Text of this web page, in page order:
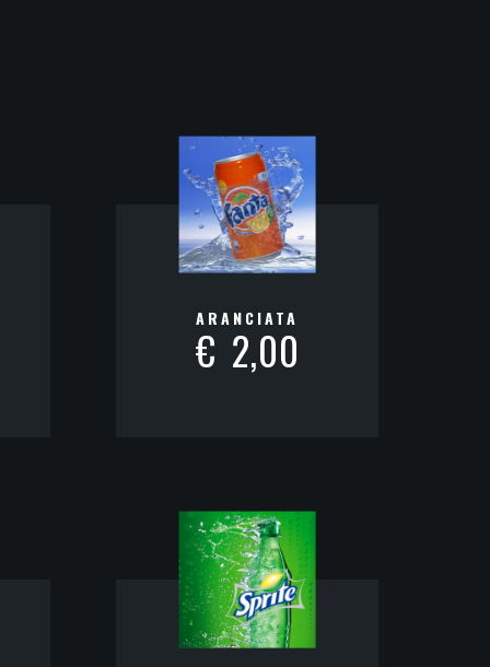
ARANCIATA
€ 2,00